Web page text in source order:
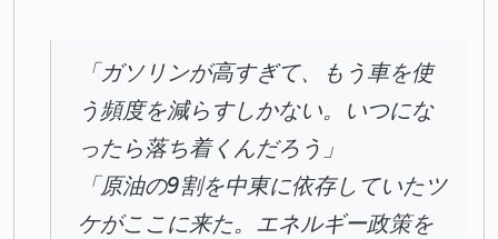
「ガソリンが高すぎて、もう車を使
う頻度を減らすしかない。いつにな
ったら落ち着くんだろう」
「原油の9割を中東に依存していたツ
ケがここに来た。エネルギー政策を